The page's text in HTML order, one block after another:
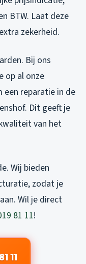
BTW. Laat deze
zekerheid.
Bij ons
op al onze
een reparatie in de
Dit geeft je
van het
Wij bieden
zodat je
Wil je direct
81 11!
11